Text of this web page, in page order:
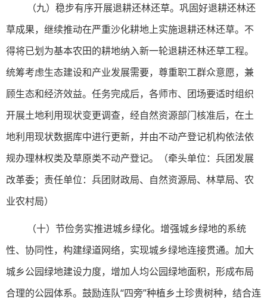
（九）稳步有序开展退耕还林还草。巩固好退耕还林还
草成果，继续推动在严重沙化耕地上实施退耕还林还草。不
得将已划为基本农田的耕地纳入新一轮退耕还林还草工程。
统筹考虑生态建设和产业发展需要，尊重职工群众意愿，兼
顾生态和经济效益。任务完成后，各师市、团场要适时组织
开展土地利用现状变更调查，经自然资源部门核准后，在土
地利用现状数据库中进行更新，并由不动产登记机构依法依
规办理林权类及草原类不动产登记。（牵头单位：兵团发展
改革委；责任单位：兵团财政局、自然资源局、林草局、农
业农村局）
（十）节俭务实推进城乡绿化。增强城乡绿地的系统
性、协同性，构建绿道网络，实现城乡绿地连接贯通。加大
城乡公园绿地建设力度，增加人均公园绿地面积，形成布局
合理的公园体系。鼓励连队“四旁”种植乡土珍贵树种，结合连